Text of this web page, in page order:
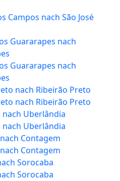
Campos nach São José
Guararapes nach
Guararapes nach
nach Ribeirão Preto
nach Ribeirão Preto
Uberlândia
Uberlândia
Contagem
Contagem
Sorocaba
Sorocaba